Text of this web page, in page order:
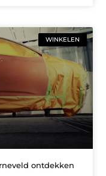
WINKELEN
ontdekken